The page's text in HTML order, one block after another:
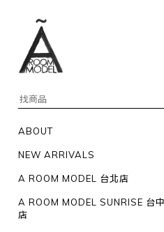
ABOUT
NEW ARRIVALS
A ROOM MODEL 台北店
A ROOM MODEL SUNRISE 台中
店